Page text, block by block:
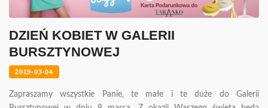
GODZINY OTWARCIA
PLAN GALERII
KONTAKT
DZIEŃ KOBIET W GALERII
BURSZTYNOWEJ
2019-03-04
Zapraszamy wszystkie Panie, te małe i te duże do Galerii